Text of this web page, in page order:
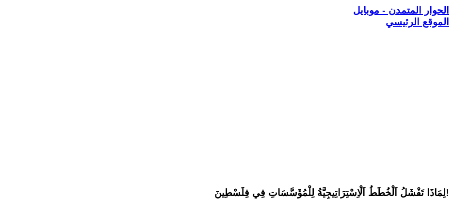
الحوار المتمدن - موبايل
الموقع الرئيسي
لِمَاذَا تَفْشَلُ اَلْخُطَطُ اَلْاِسْتِرَاتِيجِيَّةُ لِلْمُؤَسَّسَاتِ فِي فِلَسْطِينَ!